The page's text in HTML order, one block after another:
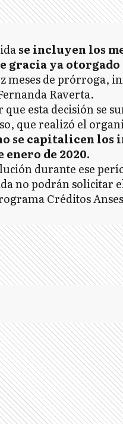
se incluyen los
gracia ya otorgado
meses de prórroga,
Raverta.
que esta decisión se
que realizó el
se capitalicen los
enero de 2020.
durante ese
no podrán solicitar
Créditos